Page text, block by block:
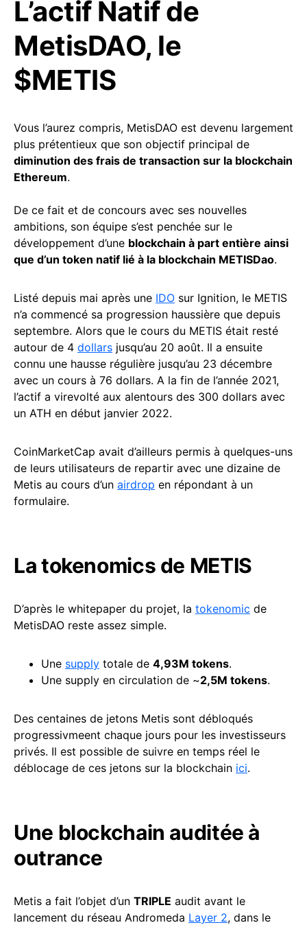
L’actif Natif de
MetisDAO, le
$METIS
Vous l’aurez compris, MetisDAO est devenu largement
plus prétentieux que son objectif principal de
diminution des frais de transaction sur la blockchain
Ethereum.
De ce fait et de concours avec ses nouvelles
ambitions, son équipe s’est penchée sur le
développement d’une blockchain à part entière ainsi
que d’un token natif lié à la blockchain METISDao.
Listé depuis mai après une IDO sur Ignition, le METIS
n’a commencé sa progression haussière que depuis
septembre. Alors que le cours du METIS était resté
autour de 4 dollars jusqu’au 20 août. Il a ensuite
connu une hausse régulière jusqu’au 23 décembre
avec un cours à 76 dollars. A la fin de l’année 2021,
l’actif a virevolté aux alentours des 300 dollars avec
un ATH en début janvier 2022.
CoinMarketCap avait d’ailleurs permis à quelques-uns
de leurs utilisateurs de repartir avec une dizaine de
Metis au cours d’un airdrop en répondant à un
formulaire.
La tokenomics de METIS
D’après le whitepaper du projet, la tokenomic de
MetisDAO reste assez simple.
Une supply totale de 4,93M tokens.
Une supply en circulation de ~2,5M tokens.
Des centaines de jetons Metis sont débloqués
progressivmeent chaque jours pour les investisseurs
privés. Il est possible de suivre en temps réel le
déblocage de ces jetons sur la blockchain ici.
Une blockchain auditée à
outrance
Metis a fait l’objet d’un TRIPLE audit avant le
lancement du réseau Andromeda Layer 2, dans le